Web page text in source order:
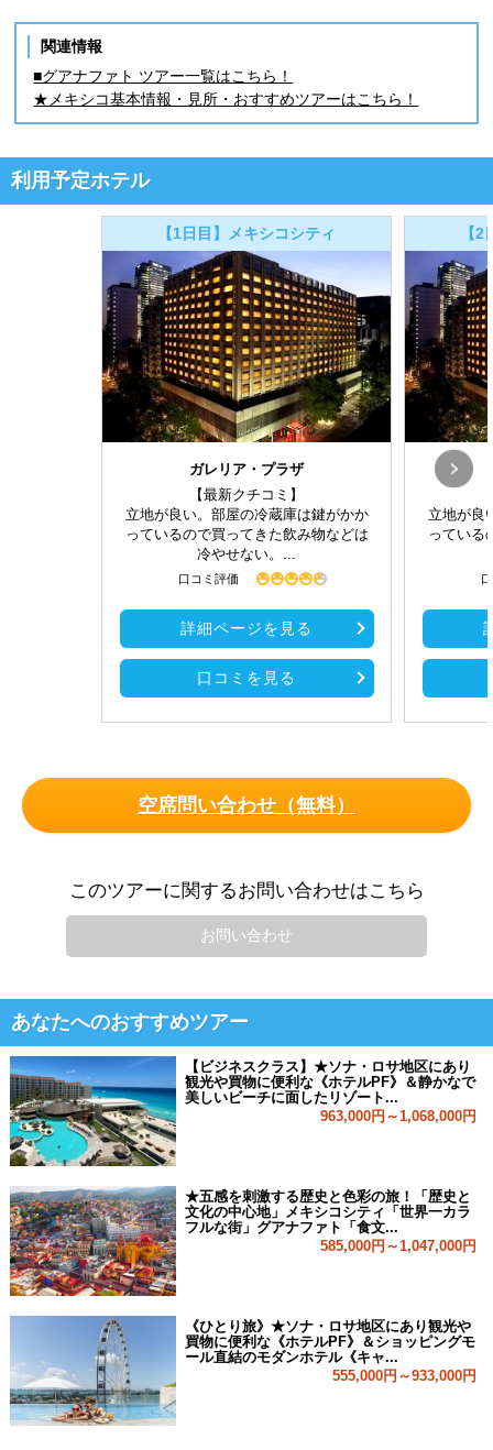
関連情報
■グアナファト ツアー一覧はこちら！
★メキシコ基本情報・見所・おすすめツアーはこちら！
利用予定ホテル
【1日目】メキシコシティ
ガレリア・プラザ
【最新クチコミ】
立地が良い。部屋の冷蔵庫は鍵がかか
っているので買ってきた飲み物などは
冷やせない。...
口コミ評価
詳細ページを見る
口コミを見る
【
立地が良
っている
空席問い合わせ（無料）
このツアーに関するお問い合わせはこちら
お問い合わせ
あなたへのおすすめツアー
【ビジネスクラス】★ソナ・ロサ地区にあり
観光や買物に便利な《ホテルPF》＆静かなで
美しいビーチに面したリゾート...
963,000円～1,068,000円
★五感を刺激する歴史と色彩の旅！「歴史と
文化の中心地」メキシコシティ「世界一カラ
フルな街」グアナファト「食文...
585,000円～1,047,000円
《ひとり旅》★ソナ・ロサ地区にあり観光や
買物に便利な《ホテルPF》＆ショッピングモ
ール直結のモダンホテル《キャ...
555,000円～933,000円